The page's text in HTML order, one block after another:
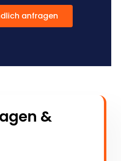
anfragen
&